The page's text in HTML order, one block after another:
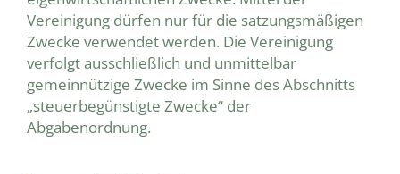
Vereinigung dürfen nur für die satzungsmäßigen
Zwecke verwendet werden. Die Vereinigung
verfolgt ausschließlich und unmittelbar
gemeinnützige Zwecke im Sinne des Abschnitts
„steuerbegünstigte Zwecke“ der
Abgabenordnung.